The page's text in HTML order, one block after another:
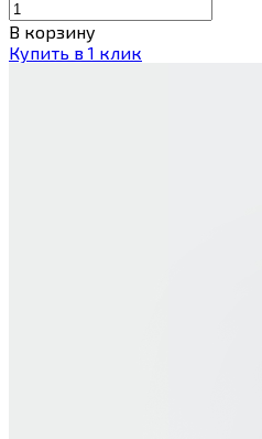
В корзину
Купить в 1 клик